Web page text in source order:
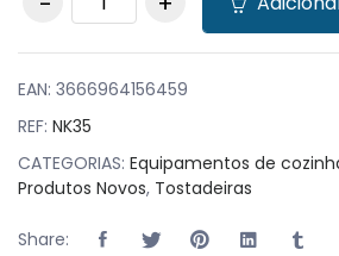
de Contacto 2.2kW
EAN: 3666964156459
REF: NK35
CATEGORIAS: Equipamentos de
Produtos Novos, Tostadeiras
Share: